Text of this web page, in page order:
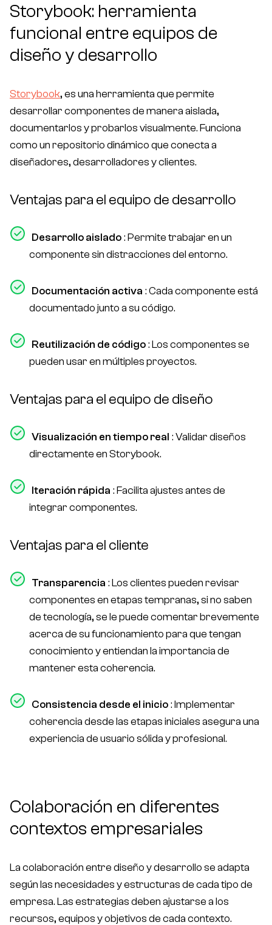
Storybook: herramienta
funcional entre equipos de
diseño y desarrollo
Storybook, es una herramienta que permite
desarrollar componentes de manera aislada,
documentarlos y probarlos visualmente. Funciona
como un repositorio dinámico que conecta a
diseñadores, desarrolladores y clientes.
Ventajas para el equipo de desarrollo
Desarrollo aislado: Permite trabajar en un
componente sin distracciones del entorno.
Documentación activa : Cada componente está
documentado junto a su código.
Reutilización de código: Los componentes se
pueden usar en múltiples proyectos.
Ventajas para el equipo de diseño
Visualización en tiempo real : Validar diseños
directamente en Storybook.
Iteración rápida : Facilita ajustes antes de
integrar componentes.
Ventajas para el cliente
Transparencia : Los clientes pueden revisar
componentes en etapas tempranas, si no saben
de tecnología, se le puede comentar brevemente
acerca de su funcionamiento para que tengan
conocimiento y entiendan la importancia de
mantener esta coherencia.
Consistencia desde el inicio: Implementar
coherencia desde las etapas iniciales asegura una
experiencia de usuario sólida y profesional.
Colaboración en diferentes
contextos empresariales
La colaboración entre diseño y desarrollo se adapta
según las necesidades y estructuras de cada tipo de
empresa. Las estrategias deben ajustarse a los
recursos, equipos y objetivos de cada contexto.